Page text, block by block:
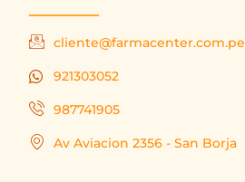
cliente@farmacenter.com.pe
921303052
987741905
Av Aviacion 2356 - San Borja